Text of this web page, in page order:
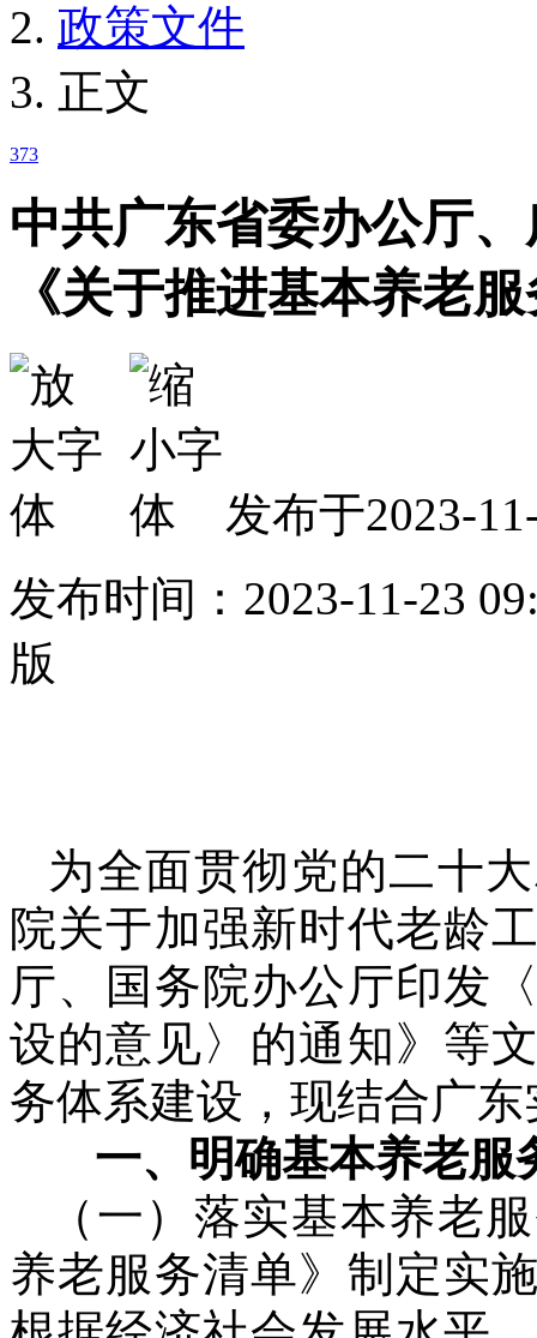
政策文件
正文
373
中共广东省委办公厅
《关于推进基本养老
发布于2023-
发布时间：2023-11-23
版
为全面贯彻党的二十
院关于加强新时代老龄
厅、国务院办公厅印发
设的意见〉的通知》等
务体系建设，现结合广
一、明确基本养老服
（一）落实基本养老
养老服务清单》制定实